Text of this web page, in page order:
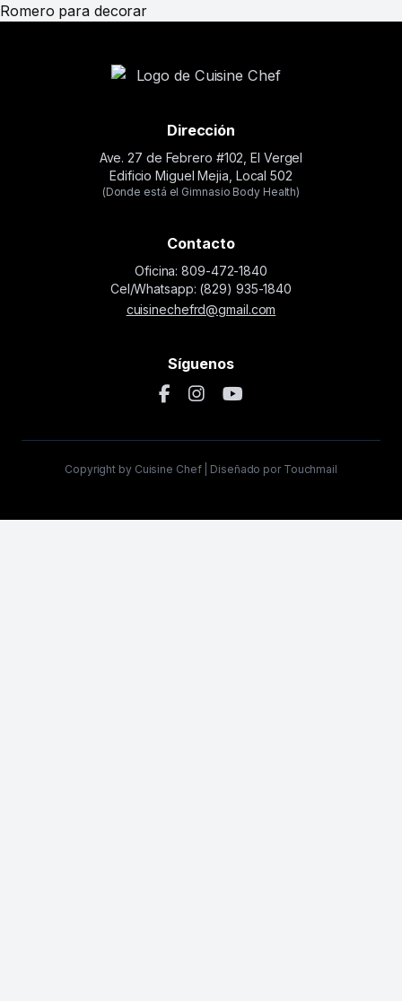
Romero para decorar
Dirección
Ave. 27 de Febrero #102, El Vergel
Edificio Miguel Mejia, Local 502
(Donde está el Gimnasio Body Health)
Contacto
Oficina: 809-472-1840
Cel/Whatsapp: (829) 935-1840
cuisinechefrd@gmail.com
Síguenos
Copyright by Cuisine Chef | Diseñado por Touchmail